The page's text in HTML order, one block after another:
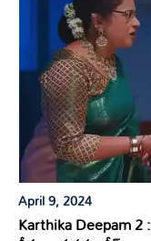
April 9, 2024
Karthika Deepam